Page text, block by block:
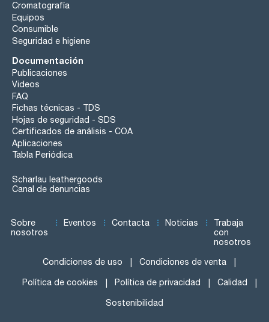
Cromatografía
Equipos
Consumible
Seguridad e higiene
Documentación
Publicaciones
Videos
FAQ
Fichas técnicas - TDS
Hojas de seguridad - SDS
Certificados de análisis - COA
Aplicaciones
Tabla Periódica
Scharlau leathergoods
Canal de denuncias
Sobre
nosotros
Eventos Contacta Noticias
Trabaja
con
nosotros
Condiciones de uso Condiciones de venta
Política de cookies Política de privacidad Calidad
Sostenibilidad